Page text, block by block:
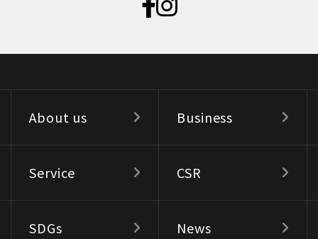
About us Business
Service CSR
SDGs News